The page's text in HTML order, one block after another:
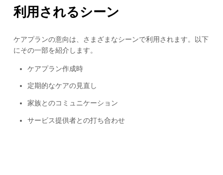
利用されるシーン
ケアプランの意向は、さまざまなシーンで利用されます。以下
にその一部を紹介します。
ケアプラン作成時
定期的なケアの見直し
家族とのコミュニケーション
サービス提供者との打ち合わせ